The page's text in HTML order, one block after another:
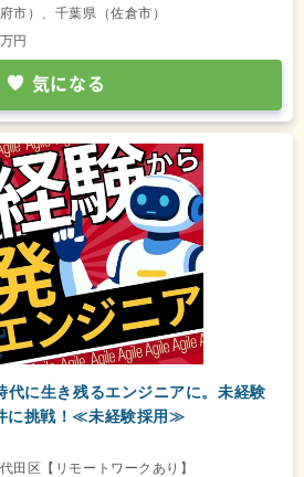
市）、千葉県（佐倉市）
円
気になる
代に生き残るエンジニアに。未経験
に挑戦！≪未経験採用≫
田区【リモートワークあり】